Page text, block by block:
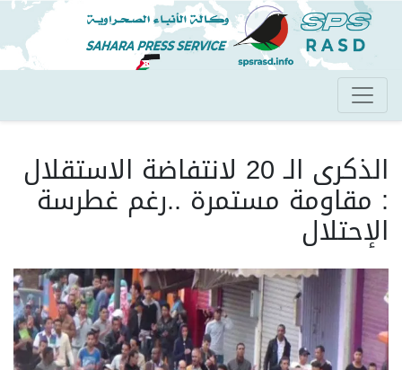
تجاوز
إلى
المحتوى
الرئيسي
الذكرى الـ 20 لانتفاضة الاستقلال
: مقاومة مستمرة ..رغم غطرسة
الإحتلال